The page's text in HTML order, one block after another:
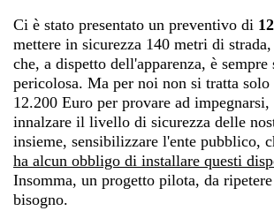
Ci è stato presentato un preventivo di
mettere in sicurezza 140 metri di
che, a dispetto dell'apparenza, è
pericolosa. Ma per noi non si tratta solo
12.200 Euro per provare ad
innalzare il livello di sicurezza delle
insieme, sensibilizzare l'ente pubblico,
ha alcun obbligo di installare questi
Insomma, un progetto pilota, da
bisogno.